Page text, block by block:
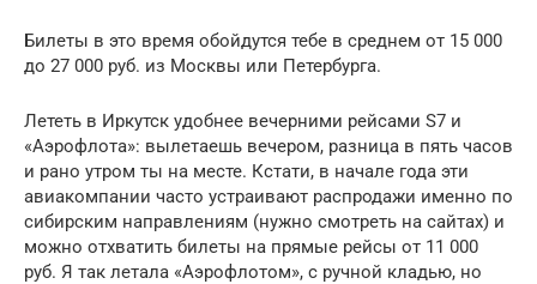
Билеты в это время обойдутся тебе в среднем от 15 000
до 27 000 руб. из Москвы или Петербурга.
Лететь в Иркутск удобнее вечерними рейсами S7 и
«Аэрофлота»: вылетаешь вечером, разница в пять часов
и рано утром ты на месте. Кстати, в начале года эти
авиакомпании часто устраивают распродажи именно по
сибирским направлениям (нужно смотреть на сайтах) и
можно отхватить билеты на прямые рейсы от 11 000
руб. Я так летала «Аэрофлотом», с ручной кладью, но